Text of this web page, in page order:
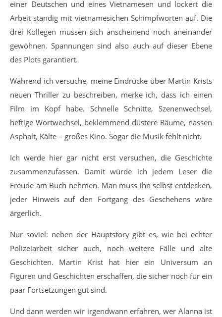
einer Deutschen und eines Vietnamesen und lockert die
Arbeit ständig mit vietnamesichen Schimpfworten auf. Die
drei Kollegen müssen sich anscheinend noch aneinander
gewöhnen. Spannungen sind also auch auf dieser Ebene
des Plots garantiert.
Während ich versuche, meine Eindrücke über Martin Krists
neuen Thriller zu beschreiben, merke ich, dass ich einen
Film im Kopf habe. Schnelle Schnitte, Szenenwechsel,
heftige Wortwechsel, beklemmend düstere Räume, nassen
Asphalt, Kälte – großes Kino. Sogar die Musik fehlt nicht.
Ich werde hier gar nicht erst versuchen, die Geschichte
zusammenzufassen. Damit würde ich jedem Leser die
Freude am Buch nehmen. Man muss ihn selbst entdecken,
jeder Hinweis auf den Fortgang des Geschehens wäre
ärgerlich.
Nur soviel: neben der Hauptstory gibt es, wie bei echter
Polizeiarbeit sicher auch, noch weitere Fälle und alte
Geschichten. Martin Krist hat hier ein Universum an
Figuren und Geschichten erschaffen, die sicher noch für ein
paar Fortsetzungen gut sind.
Und dann werden wir irgendwann erfahren, wer Alanna ist